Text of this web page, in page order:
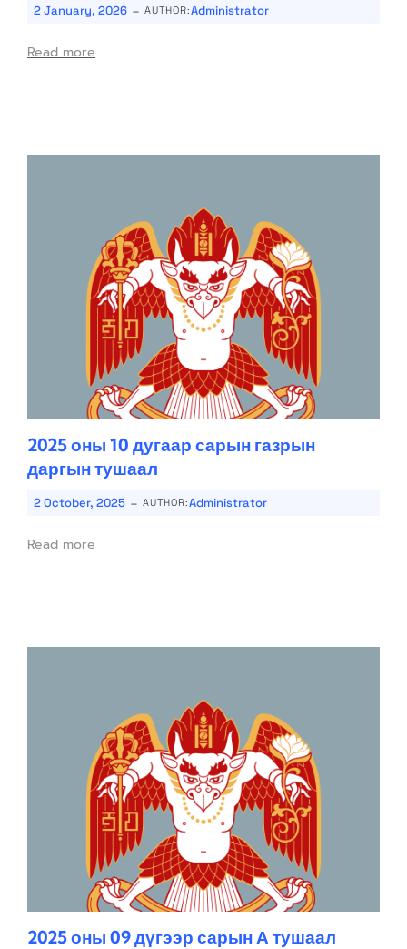
2 January, 2026 - AUTHOR:Administrator
Read more
2025 оны 10 дугаар сарын газрын
даргын тушаал
2 October, 2025 - AUTHOR:Administrator
Read more
2025 оны 09 дүгээр сарын А тушаал